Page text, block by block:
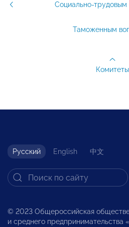
Социально-
Таможенным
Комитеты
Русский English 中文
© 2023 Общероссийская
и среднего